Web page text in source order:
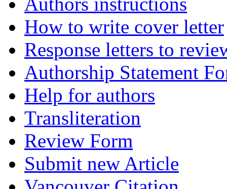
How to write cover letter
Response letters to
Authorship Statement
Help for authors
Transliteration
Review Form
Submit new Article